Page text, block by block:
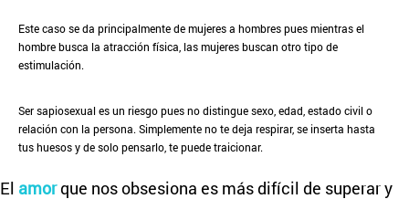
Este caso se da principalmente de mujeres a hombres pues mientras el
hombre busca la atracción física, las mujeres buscan otro tipo de
estimulación.
Ser sapiosexual es un riesgo pues no distingue sexo, edad, estado civil o
relación con la persona. Simplemente no te deja respirar, se inserta hasta
tus huesos y de solo pensarlo, te puede traicionar.
El amorque nos obsesiona es más difícil de superar y